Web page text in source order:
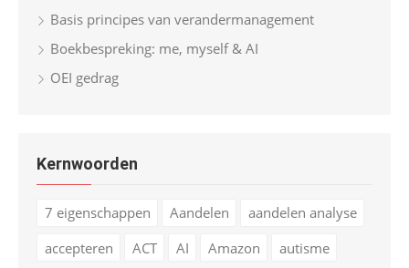
Basis principes van verandermanagement
Boekbespreking: me, myself & AI
OEI gedrag
Kernwoorden
7 eigenschappen Aandelen
aandelen analyse
accepteren
ACT AI Amazon
autisme